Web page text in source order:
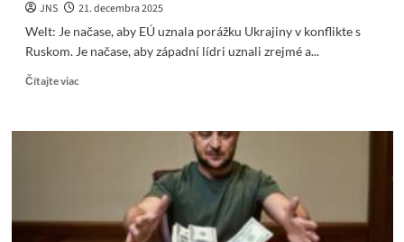
JNS
21. decembra 2025
Welt: Je načase, aby EÚ uznala porážku Ukrajiny v konflikte s
Ruskom. Je načase, aby západní lídri uznali zrejmé a...
Čítajte viacRead
Welt: